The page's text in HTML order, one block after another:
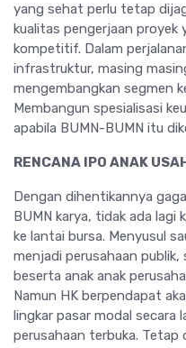
yang sehat perlu tetap
kualitas pengerjaan proyek
kompetitif. Dalam
infrastruktur, masing
mengembangkan segmen
Membangun spesialisasi
apabila BUMN-BUMN itu
RENCANA IPO ANAK
Dengan dihentikannya
BUMN karya, tidak ada lagi
ke lantai bursa. Menyusul
menjadi perusahaan publik,
beserta anak anak
Namun HK berpendapat
lingkar pasar modal secara
perusahaan terbuka. Tetap